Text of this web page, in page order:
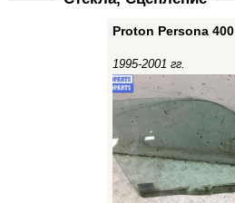
Proton Persona 400
1995-2001 гг.